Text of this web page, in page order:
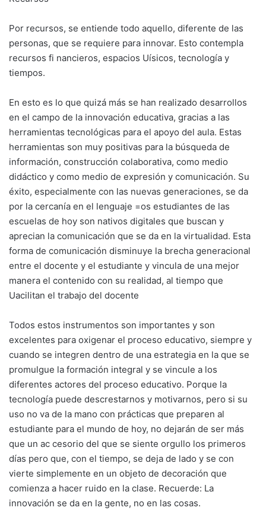
Por recursos, se entiende todo aquello, diferente de las
personas, que se requiere para innovar. Esto contempla
recursos fi nancieros, espacios Uísicos, tecnología y
tiempos.
En esto es lo que quizá más se han realizado desarrollos
en el campo de la innovación educativa, gracias a las
herramientas tecnológicas para el apoyo del aula. Estas
herramientas son muy positivas para la búsqueda de
información, construcción colaborativa, como medio
didáctico y como medio de expresión y comunicación. Su
éxito, especialmente con las nuevas generaciones, se da
por la cercanía en el lenguaje =os estudiantes de las
escuelas de hoy son nativos digitales que buscan y
aprecian la comunicación que se da en la virtualidad. Esta
forma de comunicación disminuye la brecha generacional
entre el docente y el estudiante y vincula de una mejor
manera el contenido con su realidad, al tiempo que
Uacilitan el trabajo del docente
Todos estos instrumentos son importantes y son
excelentes para oxigenar el proceso educativo, siempre y
cuando se integren dentro de una estrategia en la que se
promulgue la formación integral y se vincule a los
diferentes actores del proceso educativo. Porque la
tecnología puede descrestarnos y motivarnos, pero si su
uso no va de la mano con prácticas que preparen al
estudiante para el mundo de hoy, no dejarán de ser más
que un ac cesorio del que se siente orgullo los primeros
días pero que, con el tiempo, se deja de lado y se con
vierte simplemente en un objeto de decoración que
comienza a hacer ruido en la clase. Recuerde: La
innovación se da en la gente, no en las cosas.